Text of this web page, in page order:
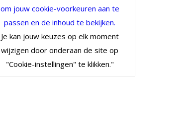
om jouw cookie-voorkeuren aan te
passen en de inhoud te bekijken.
Je kan jouw keuzes op elk moment
wijzigen door onderaan de site op
"Cookie-instellingen" te klikken."